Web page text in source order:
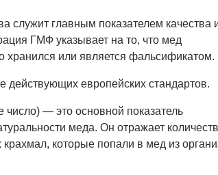
служит главным показателем качества
ГМФ указывает на то, что мед
хранился или является фальсификатом.
действующих европейских стандартов.
число) — это основной показатель
меда. Он отражает
которые попали в мед из